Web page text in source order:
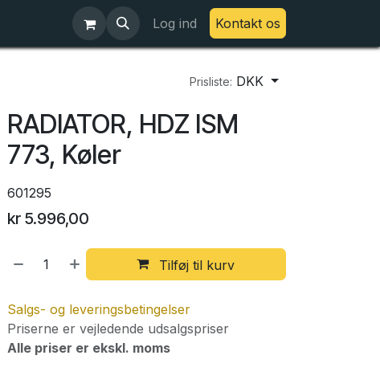
Log ind Kontakt os
Prisliste: DKK
RADIATOR, HDZ ISM
773, Køler
601295
kr 5.996,00
Tilføj til kurv
Salgs- og leveringsbetingelser
Priserne er vejledende udsalgspriser
Alle priser er ekskl. moms